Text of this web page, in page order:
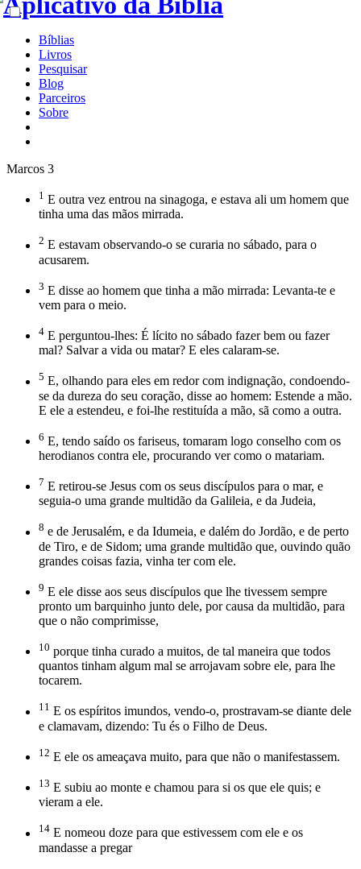
Bíblias
Livros
Pesquisar
Blog
Parceiros
Sobre
Marcos 3
1 E outra vez entrou na sinagoga, e estava ali um homem que
tinha uma das mãos mirrada.
2 E estavam observando-o se curaria no sábado, para o
acusarem.
3 E disse ao homem que tinha a mão mirrada: Levanta-te e
vem para o meio.
4 E perguntou-lhes: É lícito no sábado fazer bem ou fazer
mal? Salvar a vida ou matar? E eles calaram-se.
5 E, olhando para eles em redor com indignação, condoendo-
se da dureza do seu coração, disse ao homem: Estende a mão.
E ele a estendeu, e foi-lhe restituída a mão, sã como a outra.
6 E, tendo saído os fariseus, tomaram logo conselho com os
herodianos contra ele, procurando ver como o matariam.
7 E retirou-se Jesus com os seus discípulos para o mar, e
seguia-o uma grande multidão da Galileia, e da Judeia,
8 e de Jerusalém, e da Idumeia, e dalém do Jordão, e de perto
de Tiro, e de Sidom; uma grande multidão que, ouvindo quão
grandes coisas fazia, vinha ter com ele.
9 E ele disse aos seus discípulos que lhe tivessem sempre
pronto um barquinho junto dele, por causa da multidão, para
que o não comprimisse,
10 porque tinha curado a muitos, de tal maneira que todos
quantos tinham algum mal se arrojavam sobre ele, para lhe
tocarem.
11 E os espíritos imundos, vendo-o, prostravam-se diante dele
e clamavam, dizendo: Tu és o Filho de Deus.
12 E ele os ameaçava muito, para que não o manifestassem.
13 E subiu ao monte e chamou para si os que ele quis; e
vieram a ele.
14 E nomeou doze para que estivessem com ele e os
mandasse a pregar